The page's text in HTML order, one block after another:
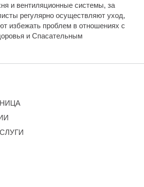
и вентиляционные системы, за
регулярно осуществляют уход,
избежать проблем в отношениях с
и Спасательным